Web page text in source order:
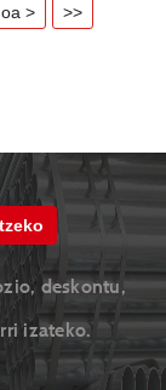
>
>>
deskontu,
izateko.